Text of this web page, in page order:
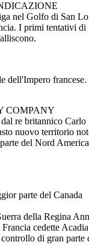
nel Golfo di San
I primi tentativi di
dell'Impero francese.
COMPANY
re britannico Carlo
nuovo territorio
del Nord America
parte del Canada
della Regina
cedette
di gran parte